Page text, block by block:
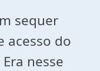
sequer
acesso do
nesse